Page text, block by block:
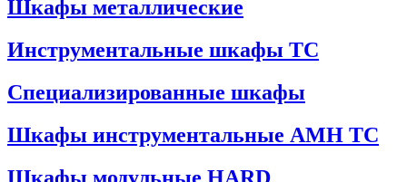
Шкафы металлические
Инструментальные шкафы ТС
Специализированные шкафы
Шкафы инструментальные АМН ТС
Шкафы модульные HARD